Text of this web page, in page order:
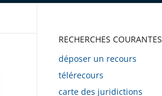
RECHERCHES COURANTES
déposer un recours
télérecours
carte des juridictions